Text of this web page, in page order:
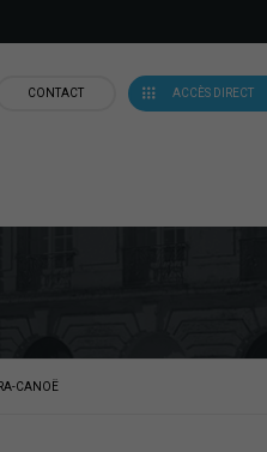
CONTACT ACCÈS DIRECT
CANOË